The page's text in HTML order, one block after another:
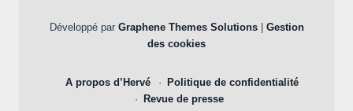
Développé par Graphene Themes Solutions| Gestion
des cookies
A propos d’Hervé
Politique de confidentialité
Revue de presse